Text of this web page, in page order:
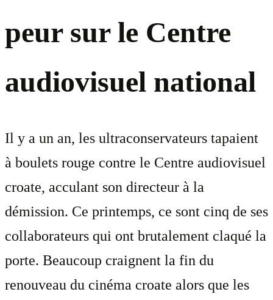
peur sur le Centre
audiovisuel national
Il y a un an, les ultraconservateurs tapaient
à boulets rouge contre le Centre audiovisuel
croate, acculant son directeur à la
démission. Ce printemps, ce sont cinq de ses
collaborateurs qui ont brutalement claqué la
porte. Beaucoup craignent la fin du
renouveau du cinéma croate alors que les